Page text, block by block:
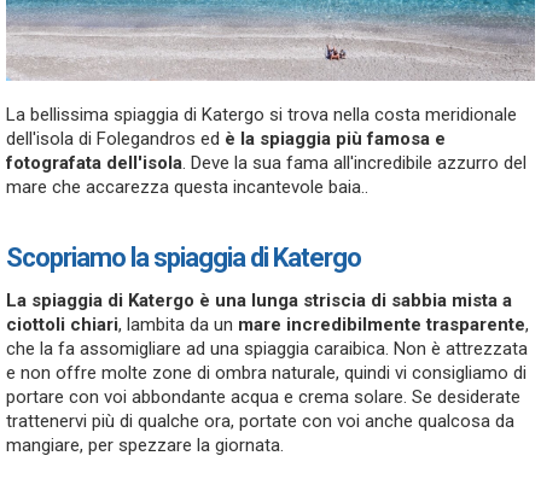
La bellissima spiaggia di Katergo si trova nella costa meridionale
dell'isola di Folegandros ed è la spiaggia più famosa e
fotografata dell'isola. Deve la sua fama all'incredibile azzurro del
mare che accarezza questa incantevole baia..
Scopriamo la spiaggia di Katergo
La spiaggia di Katergo è una lunga striscia di sabbia mista a
ciottoli chiari, lambita da un mare incredibilmente trasparente,
che la fa assomigliare ad una spiaggia caraibica. Non è attrezzata
e non offre molte zone di ombra naturale, quindi vi consigliamo di
portare con voi abbondante acqua e crema solare. Se desiderate
trattenervi più di qualche ora, portate con voi anche qualcosa da
mangiare, per spezzare la giornata.